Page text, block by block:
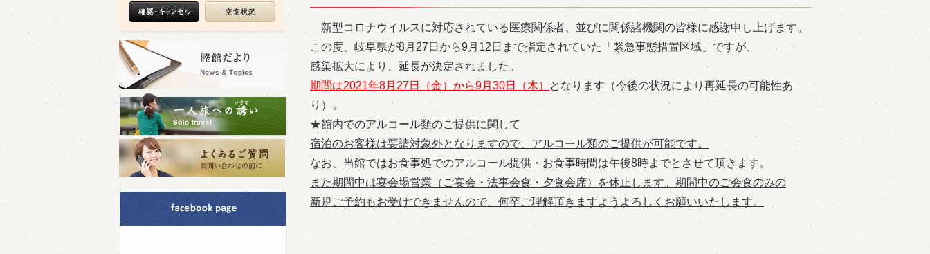
新型コロナウイルスに対応されている医療関係者、並びに関係諸機関の皆様に感謝申し上げます。
この度、岐阜県が8月27日から9月12日まで指定されていた「緊急事態措置区域」ですが、
感染拡大により、延長が決定されました。
期間は2021年8月27日（金）から9月30日（木）
となります（今後の状況により再延長の可能性あ
り）。
★館内でのアルコール類のご提供に関して
宿泊のお客様は要請対象外となりますので、アルコール類のご提供が可能です。
なお、当館ではお食事処でのアルコール提供・お食事時間は午後8時までとさせて頂きます。
また期間中は宴会場営業（ご宴会・法事会食・夕食会席）を休止します。期間中のご会食のみの
新規ご予約もお受けできませんので、何卒ご理解頂きますようよろしくお願いいたします。